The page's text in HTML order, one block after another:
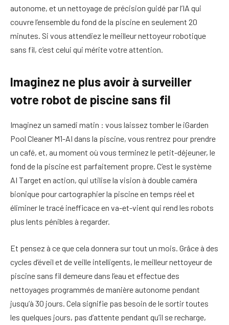
autonome, et un nettoyage de précision guidé par l’IA qui
couvre l’ensemble du fond de la piscine en seulement 20
minutes. Si vous attendiez le meilleur nettoyeur robotique
sans fil, c’est celui qui mérite votre attention.
Imaginez ne plus avoir à surveiller
votre robot de piscine sans fil
Imaginez un samedi matin : vous laissez tomber le iGarden
Pool Cleaner M1-AI dans la piscine, vous rentrez pour prendre
un café, et, au moment où vous terminez le petit-déjeuner, le
fond de la piscine est parfaitement propre. C’est le système
AI Target en action, qui utilise la vision à double caméra
bionique pour cartographier la piscine en temps réel et
éliminer le tracé inefficace en va-et-vient qui rend les robots
plus lents pénibles à regarder.
Et pensez à ce que cela donnera sur tout un mois. Grâce à des
cycles d’éveil et de veille intelligents, le meilleur nettoyeur de
piscine sans fil demeure dans l’eau et effectue des
nettoyages programmés de manière autonome pendant
jusqu’à 30 jours. Cela signifie pas besoin de le sortir toutes
les quelques jours, pas d’attente pendant qu’il se recharge,